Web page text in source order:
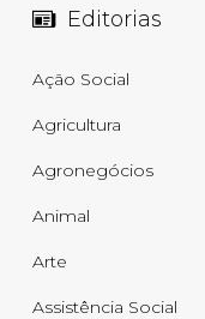
Editorias
Ação Social
Agricultura
Agronegócios
Animal
Arte
Assistência Social